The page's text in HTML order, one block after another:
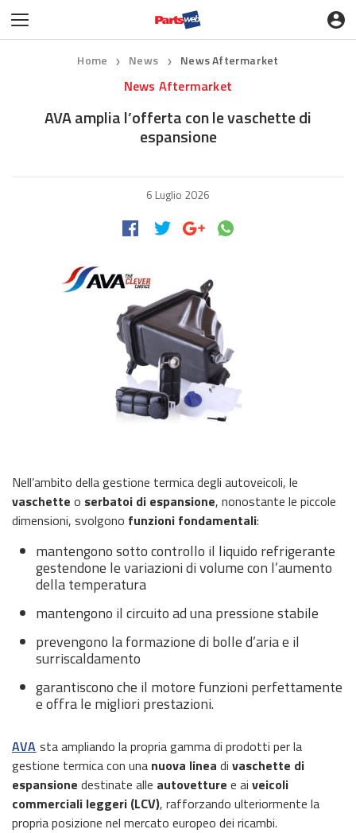
Home ❯ News ❯ News Aftermarket
News Aftermarket
AVA amplia l’offerta con le vaschette di
espansione
6 Luglio 2026
Nell’ambito della gestione termica degli autoveicoli, le
vaschette o serbatoi di espansione, nonostante le piccole
dimensioni, svolgono funzioni fondamentali:
mantengono sotto controllo il liquido refrigerante
gestendone le variazioni di volume con l’aumento
della temperatura
mantengono il circuito ad una pressione stabile
prevengono la formazione di bolle d’aria e il
surriscaldamento
garantiscono che il motore funzioni perfettamente
e offra le migliori prestazioni.
AVA sta ampliando la propria gamma di prodotti per la
gestione termica con una nuova linea di vaschette di
espansione destinate alle autovetture e ai veicoli
commerciali leggeri (LCV), rafforzando ulteriormente la
propria posizione nel mercato europeo dei ricambi.